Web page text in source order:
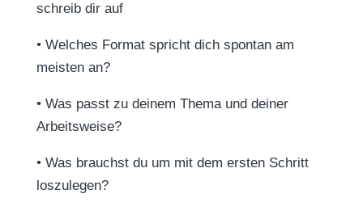
schreib dir auf
• Welches Format spricht dich spontan am
meisten an?
• Was passt zu deinem Thema und deiner
Arbeitsweise?
• Was brauchst du um mit dem ersten Schritt
loszulegen?